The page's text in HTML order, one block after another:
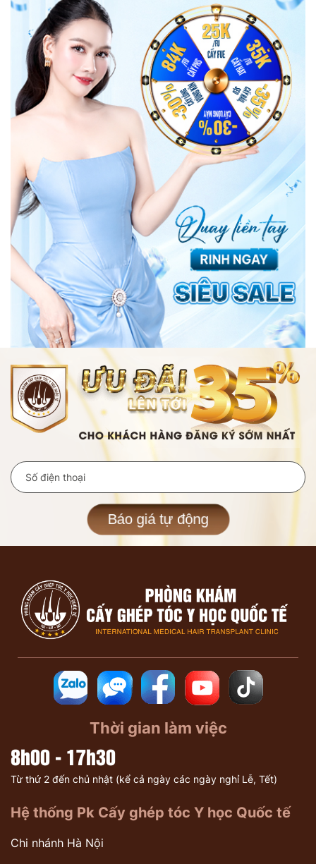
Báo giá tự động
Thời gian làm việc
8h00 - 17h30
Từ thứ 2 đến chủ nhật (kể cả ngày các ngày nghỉ Lễ, Tết)
Hệ thống Pk Cấy ghép tóc Y học Quốc tế
Chi nhánh Hà Nội